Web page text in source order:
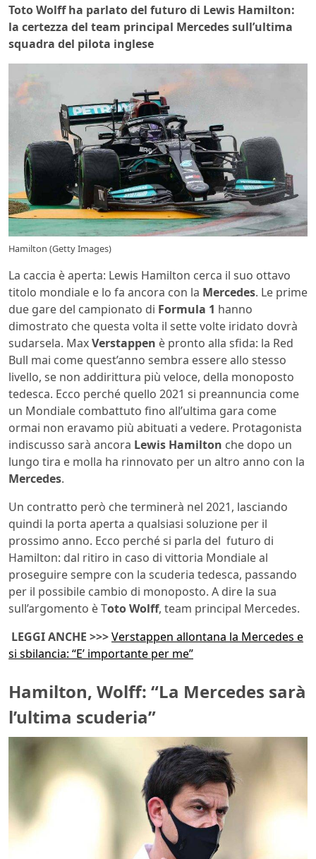
Toto Wolff ha parlato del futuro di Lewis Hamilton:
la certezza del team principal Mercedes sull’ultima
squadra del pilota inglese
Hamilton (Getty Images)
La caccia è aperta: Lewis Hamilton cerca il suo ottavo
titolo mondiale e lo fa ancora con la Mercedes. Le prime
due gare del campionato di Formula 1 hanno
dimostrato che questa volta il sette volte iridato dovrà
sudarsela. MaxVerstappen è pronto alla sfida: la Red
Bull mai come quest’anno sembra essere allo stesso
livello, se non addirittura più veloce, della monoposto
tedesca. Ecco perché quello 2021 si preannuncia come
un Mondiale combattuto fino all’ultima gara come
ormai non eravamo più abituati a vedere. Protagonista
indiscusso sarà ancora Lewis Hamilton che dopo un
lungo tira e molla ha rinnovato per un altro anno con la
Mercedes.
Un contratto però che terminerà nel 2021, lasciando
quindi la porta aperta a qualsiasi soluzione per il
prossimo anno. Ecco perché si parla del futuro di
Hamilton: dal ritiro in caso di vittoria Mondiale al
proseguire sempre con la scuderia tedesca, passando
per il possibile cambio di monoposto. A dire la sua
sull’argomento è Toto Wolff, team principal Mercedes.
LEGGI ANCHE >>>Verstappen allontana la Mercedes e
si sbilancia: “E’ importante per me”
Hamilton, Wolff: “La Mercedes sarà
l’ultima scuderia”